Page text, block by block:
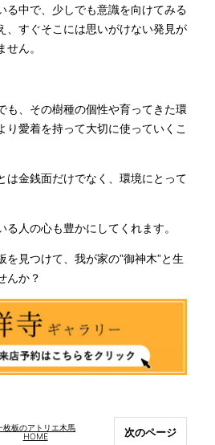
る中で、少しでも意識を向けてみる
、すぐそこには思いがけない発見が
ん。
も、その樹種の個性や育ってきた環
り愛着を持って大切に使っていくこ
は金銭面だけでなく、環境にとって
る人の心も豊かにしてくれます。
を見つけて、我が家の”御神木”と生
んか？
枚板のアトリエ木馬
HOME
次のページ